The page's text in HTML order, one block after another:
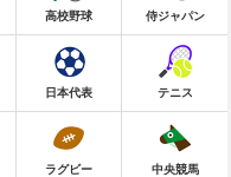
高校野球 侍ジャパン
日本代表 テニス
ラグビー 中央競馬